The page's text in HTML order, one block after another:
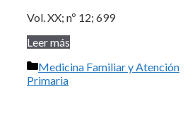
Vol. XX; nº 12; 699
Leer más
Categorías
Medicina Familiar y Atención
Primaria